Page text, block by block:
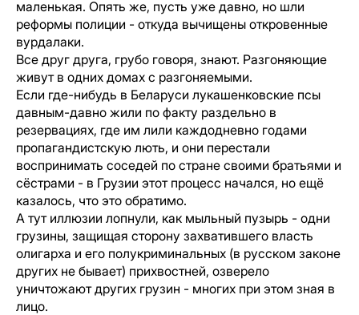
маленькая. Опять же, пусть уже давно, но шли
реформы полиции - откуда вычищены откровенные
вурдалаки.
Все друг друга, грубо говоря, знают. Разгоняющие
живут в одних домах с разгоняемыми.
Если где-нибудь в Беларуси лукашенковские псы
давным-давно жили по факту раздельно в
резервациях, где им лили каждодневно годами
пропагандистскую лють, и они перестали
воспринимать соседей по стране своими братьями и
сёстрами - в Грузии этот процесс начался, но ещё
казалось, что это обратимо.
А тут иллюзии лопнули, как мыльный пузырь - одни
грузины, защищая сторону захватившего власть
олигарха и его полукриминальных (в русском законе
других не бывает) прихвостней, озверело
уничтожают других грузин - многих при этом зная в
лицо.